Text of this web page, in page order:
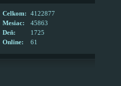
Online: 61
Celkom:
4122877
Mesiac:
45863
Deň:
1725